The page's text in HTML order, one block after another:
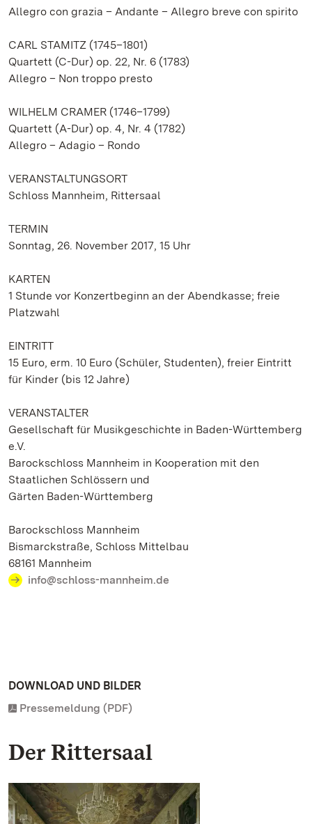
Allegro con grazia – Andante – Allegro breve con spirito
CARL STAMITZ (1745–1801)
Quartett (C-Dur) op. 22, Nr. 6 (1783)
Allegro – Non troppo presto
WILHELM CRAMER (1746–1799)
Quartett (A-Dur) op. 4, Nr. 4 (1782)
Allegro – Adagio – Rondo
VERANSTALTUNGSORT
Schloss Mannheim, Rittersaal
TERMIN
Sonntag, 26. November 2017, 15 Uhr
KARTEN
1 Stunde vor Konzertbeginn an der Abendkasse; freie
Platzwahl
EINTRITT
15 Euro, erm. 10 Euro (Schüler, Studenten), freier Eintritt
für Kinder (bis 12 Jahre)
VERANSTALTER
Gesellschaft für Musikgeschichte in Baden-Württemberg
e.V.
Barockschloss Mannheim in Kooperation mit den
Staatlichen Schlössern und
Gärten Baden-Württemberg
Barockschloss Mannheim
Bismarckstraße, Schloss Mittelbau
68161 Mannheim
info@schloss-mannheim.de
DOWNLOAD UND BILDER
Pressemeldung (PDF)
Der Rittersaal